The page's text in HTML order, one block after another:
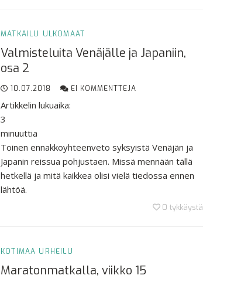
MATKAILU ULKOMAAT
Valmisteluita Venäjälle ja Japaniin,
osa 2
10.07.2018 EI KOMMENTTEJA
Artikkelin lukuaika:
3
minuuttia
Toinen ennakkoyhteenveto syksyistä Venäjän ja
Japanin reissua pohjustaen. Missä mennään tällä
hetkellä ja mitä kaikkea olisi vielä tiedossa ennen
lähtöä.
0 tykkäystä
KOTIMAA URHEILU
Maratonmatkalla, viikko 15